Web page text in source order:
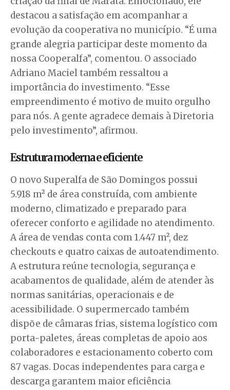
destacou a satisfação em acompanhar a
evolução da cooperativa no município. “É uma
grande alegria participar deste momento da
nossa Cooperalfa”, comentou. O associado
Adriano Maciel também ressaltou a
importância do investimento. “Esse
empreendimento é motivo de muito orgulho
para nós. A gente agradece demais à Diretoria
pelo investimento”, afirmou.
Estrutura moderna e eficiente
O novo Superalfa de São Domingos possui
5.918 m² de área construída, com ambiente
moderno, climatizado e preparado para
oferecer conforto e agilidade no atendimento.
A área de vendas conta com 1.447 m², dez
checkouts e quatro caixas de autoatendimento.
A estrutura reúne tecnologia, segurança e
acabamentos de qualidade, além de atender às
normas sanitárias, operacionais e de
acessibilidade. O supermercado também
dispõe de câmaras frias, sistema logístico com
porta-paletes, áreas completas de apoio aos
colaboradores e estacionamento coberto com
87 vagas. Docas independentes para carga e
descarga garantem maior eficiência